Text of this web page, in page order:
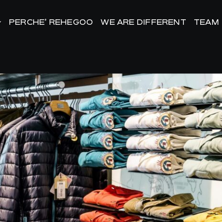
PERCHE’ REHEGOO WE ARE DIFFERENT TEAM
PERCHE’ REHEGOO WE ARE DIFFERENT TEAM